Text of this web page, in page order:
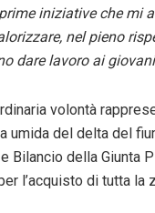
iniziative che mi
nel pieno
dare lavoro ai
volontà
umida del delta del
Bilancio della Giunta
l’acquisto di tutta la